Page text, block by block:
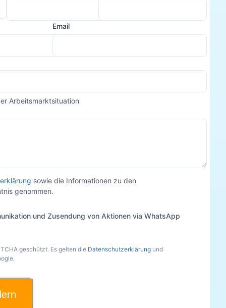
Email
Arbeitsmarktsituation
sowie die Informationen zu den
genommen.
und Zusendung von Aktionen via WhatsApp
geschützt. Es gelten die Datenschutzerklärung und